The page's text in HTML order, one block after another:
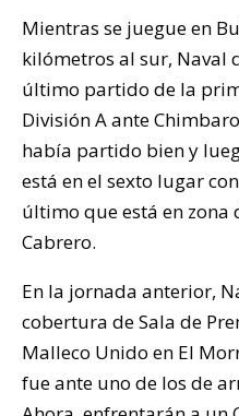
Mientras se juegue en
kilómetros al sur, Naval
último partido de la
División A ante
había partido bien y
está en el sexto lugar
último que está en zona
Cabrero.
En la jornada anterior,
cobertura de Sala de
Malleco Unido en El
fue ante uno de los de